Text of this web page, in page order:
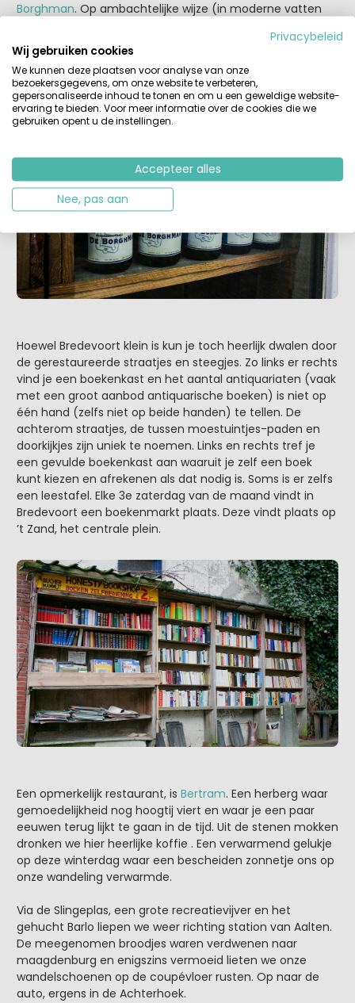
Borghman. Op ambachtelijke wijze (in moderne vatten
bezoekje is zeker de moeite waard. Kijk voor de
openingstijden eerst op de site.
Hoewel Bredevoort klein is kun je toch heerlijk dwalen door
de gerestaureerde straatjes en steegjes. Zo links er rechts
vind je een boekenkast en het aantal antiquariaten (vaak
met een groot aanbod antiquarische boeken) is niet op
één hand (zelfs niet op beide handen) te tellen. De
achterom straatjes, de tussen moestuintjes-paden en
doorkijkjes zijn uniek te noemen. Links en rechts tref je
een gevulde boekenkast aan waaruit je zelf een boek
kunt kiezen en afrekenen als dat nodig is. Soms is er zelfs
een leestafel. Elke 3e zaterdag van de maand vindt in
Bredevoort een boekenmarkt plaats. Deze vindt plaats op
’t Zand, het centrale plein.
Een opmerkelijk restaurant, is Bertram. Een herberg waar
gemoedelijkheid nog hoogtij viert en waar je een paar
eeuwen terug lijkt te gaan in de tijd. Uit de stenen mokken
dronken we hier heerlijke koffie . Een verwarmend gelukje
op deze winterdag waar een bescheiden zonnetje ons op
onze wandeling verwarmde.
Via de Slingeplas, een grote recreatievijver en het
gehucht Barlo liepen we weer richting station van Aalten.
De meegenomen broodjes waren verdwenen naar
maagdenburg en enigszins vermoeid lieten we onze
wandelschoenen op de coupévloer rusten. Op naar de
auto, ergens in de Achterhoek.
Privacybeleid
Wij gebruiken cookies
We kunnen deze plaatsen voor analyse van onze
bezoekersgegevens, om onze website te verbeteren,
gepersonaliseerde inhoud te tonen en om u een geweldige website-
ervaring te bieden. Voor meer informatie over de cookies die we
gebruiken opent u de instellingen.
Accepteer alles
Nee, pas aan